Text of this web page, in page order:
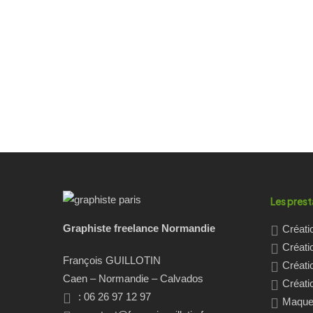
Graphiste freelance Normandie
François GUILLOTIN
Caen – Normandie – Calvados
: 06 26 97 12 97
Les